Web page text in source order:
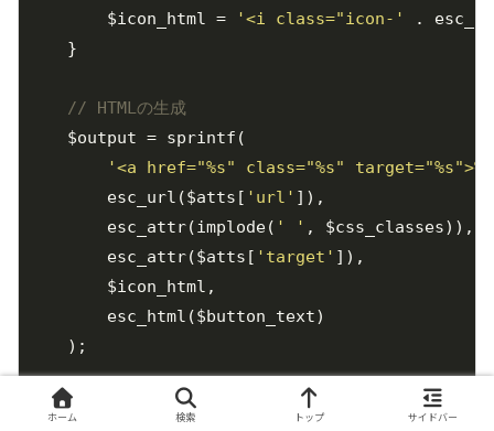
        $icon_html =
'<i class="icon-'
.
    }
// HTMLの生成
    $output = sprintf(
'<a href="%s" class="%s"
        esc_url($atts[
'url' ]),
        esc_attr(implode(
' ' , $css_classes)),
        esc_attr($atts[
'target' ]),
        $icon_html,
        esc_html($button_text)
    );
return
$output;
ホーム 検索 トップ サイドバー